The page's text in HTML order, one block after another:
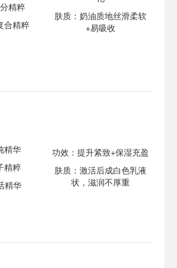
精粹
合精粹
肤质：奶油质地丝滑柔软
+易吸收
精华
精粹
精华
功效：提升紧致+保湿充盈
肤质：激活后成白色乳液
状，滋润不厚重